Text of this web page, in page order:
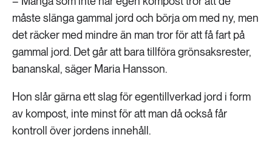
måste slänga gammal jord och börja om med ny, men
det räcker med mindre än man tror för att få fart på
gammal jord. Det går att bara tillföra grönsaksrester,
bananskal, säger Maria Hansson.
Hon slår gärna ett slag för egentillverkad jord i form
av kompost, inte minst för att man då också får
kontroll över jordens innehåll.